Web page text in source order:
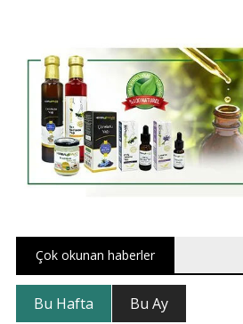
Çok okunan haberler
Bu Hafta Bu Ay